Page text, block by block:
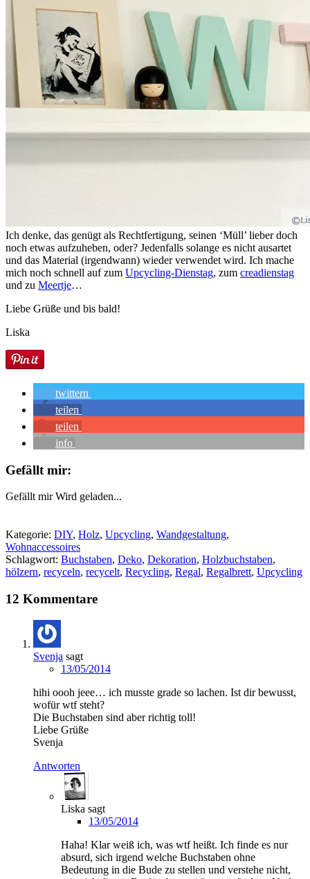
Ich denke, das genügt als Rechtfertigung, seinen ‘Müll’ lieber doch
noch etwas aufzuheben, oder? Jedenfalls solange es nicht ausartet
und das Material (irgendwann) wieder verwendet wird. Ich mache
mich noch schnell auf zum Upcycling-Dienstag, zum creadienstag
und zu Meertje…
Liebe Grüße und bis bald!
Liska
twittern
teilen
teilen
info
Gefällt mir:
Gefällt mir Wird geladen...
Kategorie: DIY, Holz, Upcycling, Wandgestaltung,
Wohnaccessoires
Schlagwort: Buchstaben, Deko, Dekoration, Holzbuchstaben,
hölzern, recyceln, recycelt, Recycling, Regal, Regalbrett, Upcycling
12 Kommentare
Svenja sagt
13/05/2014
hihi oooh jeee… ich musste grade so lachen. Ist dir bewusst,
wofür wtf steht?
Die Buchstaben sind aber richtig toll!
Liebe Grüße
Svenja
Antworten
Liska sagt
13/05/2014
Haha! Klar weiß ich, was wtf heißt. Ich finde es nur
absurd, sich irgend welche Buchstaben ohne
Bedeutung in die Bude zu stellen und verstehe nicht,